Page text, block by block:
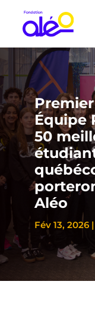
Équipe
50
Aléo
Fév 13, 2026 |